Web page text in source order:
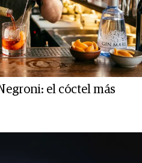
el cóctel más